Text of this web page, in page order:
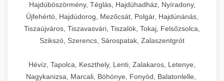
Hajdúböszörmény, Téglás, Hajdúhadház, Nyíradony,
Újfehértó, Hajdúdorog, Mezőcsát, Polgár, Hajdúnánás,
Tiszaújváros, Tiszavasvári, Tiszalök, Tokaj, Felsőzsolca,
Szikszó, Szerencs, Sárospatak, Zalaszentgrót
Hévíz, Tapolca, Keszthely, Lenti, Zalakaros, Letenye,
Nagykanizsa, Marcali, Böhönye, Fonyód, Balatonlelle,